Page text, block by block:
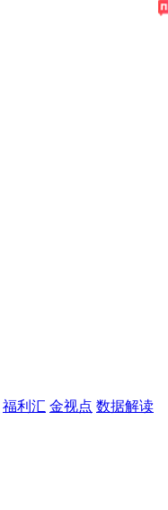
福利汇 金视点 数据解读